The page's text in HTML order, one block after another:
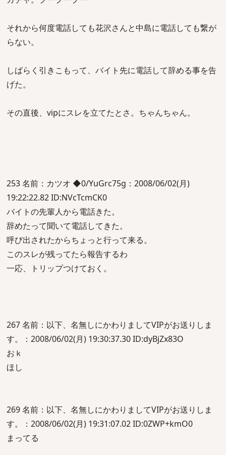
それから何度電話しても花沢さんと中島に電話しても繋が
らない。
しばらく引きこもって、バイト先に電話して辞める事を告
げた。
その直後、vipにスレを立てたとさ。ちゃんちゃん。
253 名前：カツオ ◆0/YuGrc75g：2008/06/02(月)
19:22:22.82 ID:NVcTcmCK0
バイトの先輩人から電話きた。
辞めたって聞いて電話してきた。
呼び出されたからちょっと行って来る。
このスレが残ってたら報告するわ
一応、トリップつけておく。
267 名前：以下、名無しにかわりましてVIPがお送りしま
す。：2008/06/02(月) 19:30:37.30 ID:dyBjZx83O
おｋ
ほし
269 名前：以下、名無しにかわりましてVIPがお送りしま
す。：2008/06/02(月) 19:31:07.02 ID:0ZWP+kmO0
まってる